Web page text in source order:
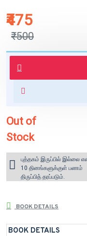
₹475
₹500
புத்தகம் 3 - 7 நாட்களில்
வைக்கப்படும்.
for orders above ₹1000 within
Out of
Stock
புத்தகம் இருப்பில் இல்லை
10 தினங்களுக்குள் பணம்
திருப்பித் தரப்படும்.
BOOK DETAILS
BOOK DETAILS